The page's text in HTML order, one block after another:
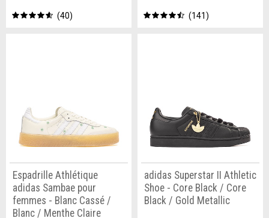
40 141
Espadrille Athlétique
adidas Sambae pour
femmes - Blanc Cassé /
Blanc / Menthe Claire
adidas Superstar II Athletic
Shoe - Core Black / Core
Black / Gold Metallic